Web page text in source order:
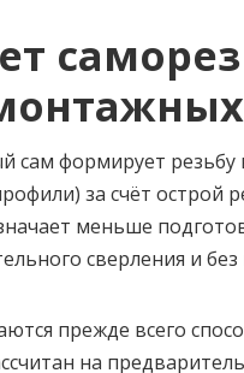
сам формирует резьбу
за счёт острой
меньше
сверления и
прежде всего
на